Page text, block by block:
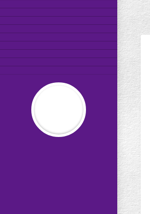
劇団松本良美とは
公演スケジュール
劇団員の紹介
MAISONde梟
劇団日記
オンラインショップ
お問い合わせ
りかーどのお告げ
平成の劇団松本良美